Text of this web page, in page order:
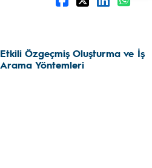
Etkili Özgeçmiş Oluşturma ve İş
Arama Yöntemleri